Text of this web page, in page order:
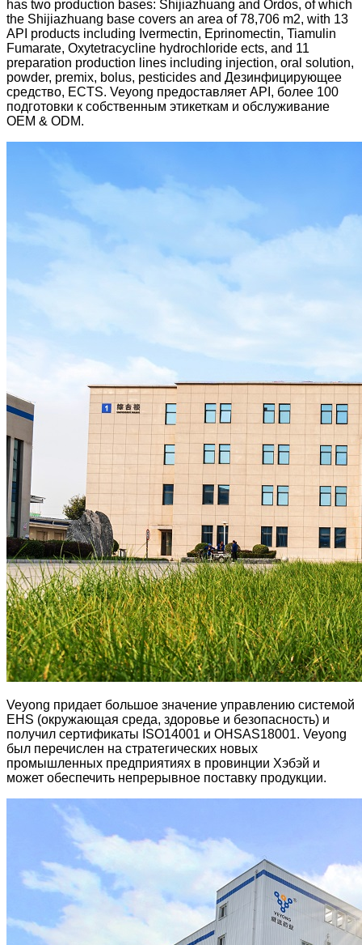
has two production bases: Shijiazhuang and Ordos, of which
the Shijiazhuang base covers an area of ​​78,706 m2, with 13
API products including Ivermectin, Eprinomectin, Tiamulin
Fumarate, Oxytetracycline hydrochloride ects, and 11
preparation production lines including injection, oral solution,
powder, premix, bolus, pesticides and Дезинфицирующее
средство, ECTS. Veyong предоставляет API, более 100
подготовки к собственным этикеткам и обслуживание
OEM & ODM.
Veyong придает большое значение управлению системой
EHS (окружающая среда, здоровье и безопасность) и
получил сертификаты ISO14001 и OHSAS18001. Veyong
был перечислен на стратегических новых
промышленных предприятиях в провинции Хэбэй и
может обеспечить непрерывное поставку продукции.